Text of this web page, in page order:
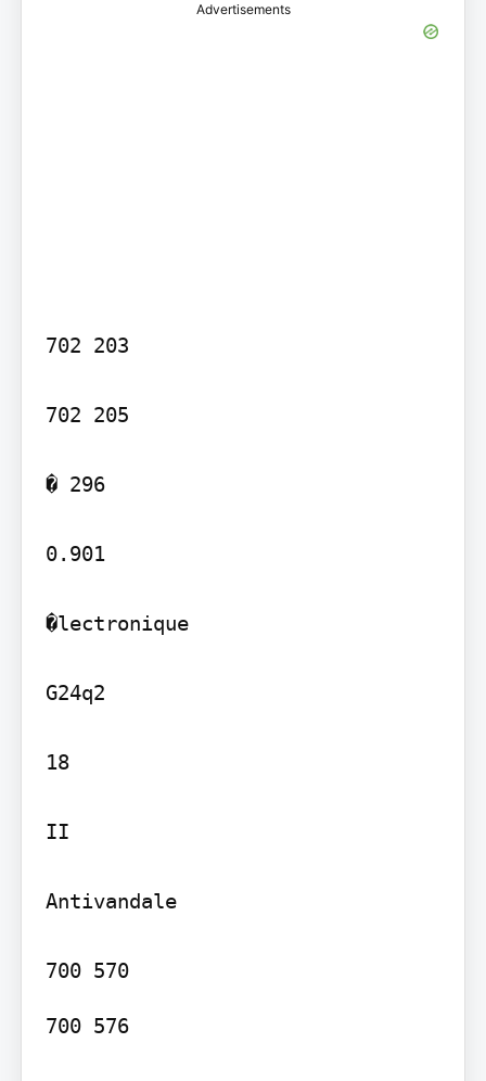
Advertisements
702 203
702 205
� 296
0.901
�lectronique
G24q2
18
II
Antivandale
700 570
700 576